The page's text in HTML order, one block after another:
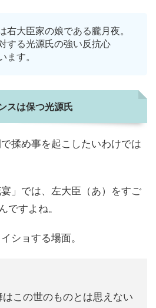
右大臣家の娘である朧月夜。
する光源氏の強い反抗心
ます。
スは保つ光源氏
揉め事を起こしたいわけでは
」では、左大臣（あ）をすご
ですよね。
ショする場面。
この世のものとは思えない